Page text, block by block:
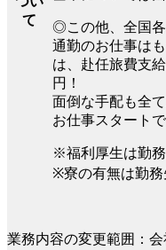
て
◎この他、全国各
通勤のお仕事は
は、赴任旅費支
円！
面倒な手配も全
お仕事スタートで
※福利厚生は勤務
※寮の有無は勤務
業務内容の変更範囲：